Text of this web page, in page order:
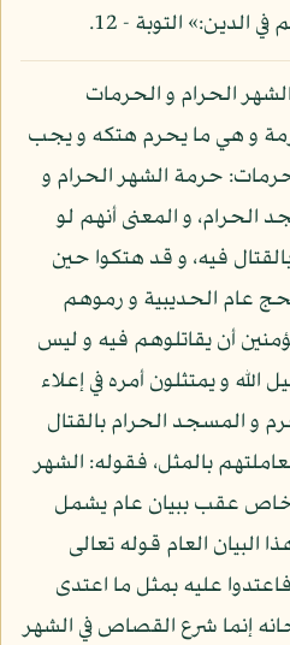
الدين:» التوبة - 12.
الحرام و الحرمات
و هي ما يحرم هتكه و يجب
حرمة الشهر الحرام و
و المعنى أنهم لو
فيه، و قد هتكوا حين
عام الحديبية و رموهم
أن يقاتلوهم فيه و ليس
و يمتثلون أمره في إعلاء
و المسجد الحرام بالقتال
بالمثل، فقوله: الشهر
خاص عقب ببيان عام يشمل
العام قوله تعالى
عليه بمثل ما اعتدى
إنما شرع القصاص في الشهر